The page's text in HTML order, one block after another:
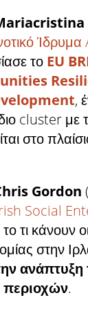
το EU
,
cluster με
στο
Gordon (
Social
τι κάνουν
στην
ανάπτυξη
περιοχών.